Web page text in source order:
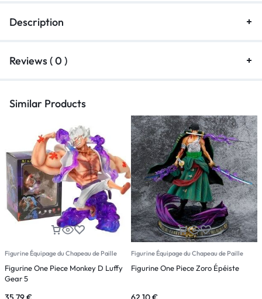
Description
Reviews ( 0 )
Similar Products
Figurine Équipage du Chapeau de Paille
Figurine One Piece Monkey D Luffy
Gear 5
Figurine Équipage du Chapeau de Paille
Figurine One Piece Zoro Épéiste